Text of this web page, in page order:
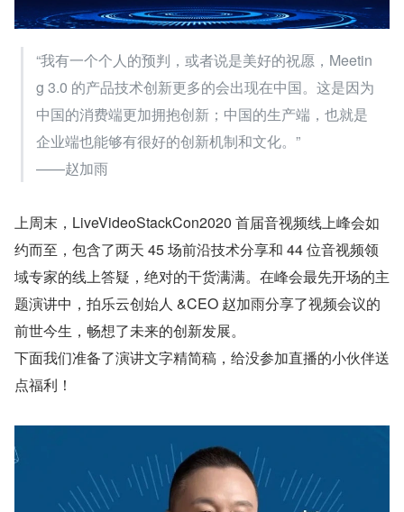
“我有一个个人的预判，或者说是美好的祝愿，Meetin
g 3.0 的产品技术创新更多的会出现在中国。这是因为
中国的消费端更加拥抱创新；中国的生产端，也就是
企业端也能够有很好的创新机制和文化。”
——赵加雨
上周末，LiveVideoStackCon2020 首届音视频线上峰会如
约而至，包含了两天 45 场前沿技术分享和 44 位音视频领
域专家的线上答疑，绝对的干货满满。在峰会最先开场的主
题演讲中，拍乐云创始人 &CEO 赵加雨分享了视频会议的
前世今生，畅想了未来的创新发展。
下面我们准备了演讲文字精简稿，给没参加直播的小伙伴送
点福利！